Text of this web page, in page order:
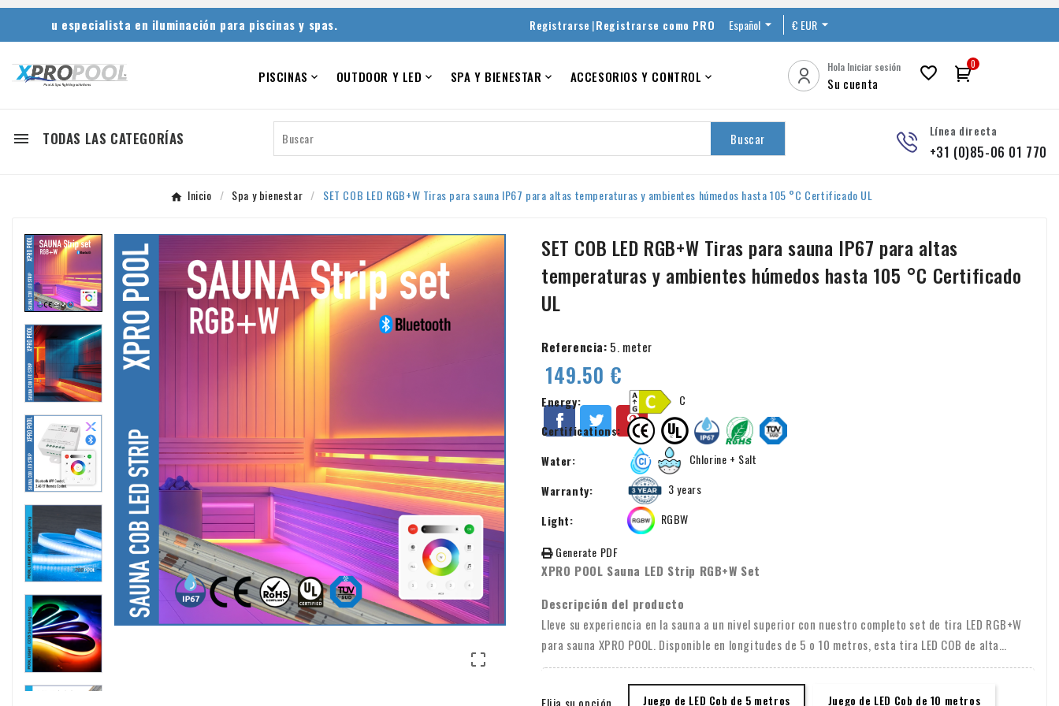
u especialista en iluminación para piscinas y spas. Registrarse |Registrarse como PRO Español  € EUR 
PISCINAS  OUTDOOR Y LED  SPA Y BIENESTAR  ACCESORIOS Y CONTROL 
Hola Iniciar sesión
Su cuenta
 0
 TODAS LAS CATEGORÍAS Buscar Línea directa
+31 (0)85-06 01 770
Inicio Spa y bienestar SET COB LED RGB+W Tiras para sauna IP67 para altas temperaturas y ambientes húmedos hasta 105 °C Certificado UL

SET COB LED RGB+W Tiras para sauna IP67 para altas
temperaturas y ambientes húmedos hasta 105 °C Certificado
UL
Referencia: 5. meter
149.50 €
Energy:
C
Certifications:
Water:
Chlorine + Salt
Warranty:
3 years
Light:
RGBW
Generate PDF
XPRO POOL Sauna LED Strip RGB+W Set
Descripción del producto
Lleve su experiencia en la sauna a un nivel superior con nuestro completo set de tira LED RGB+W
para sauna XPRO POOL. Disponible en longitudes de 5 o 10 metros, esta tira LED COB de alta
calidad ha sido especialmente desarrollada para soportar el calor extremo de las saunas, con una
resistencia a temperaturas de hasta 105 grados centígrados.
Juego de LED Cob de 5 metros Juego de LED Cob de 10 metros